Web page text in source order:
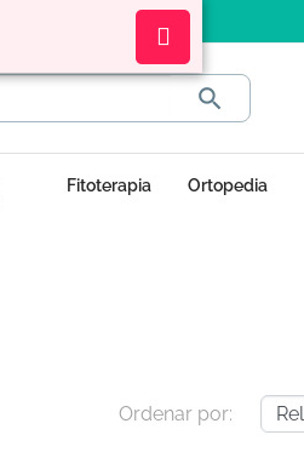

Fitoterapia Ortopedia
Ordenar por: